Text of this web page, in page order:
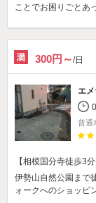
ことでお困りごとあ
300円～/日
エ
普通
【相模国分寺徒歩3分
伊勢山自然公園まで
ォークへのショッピ